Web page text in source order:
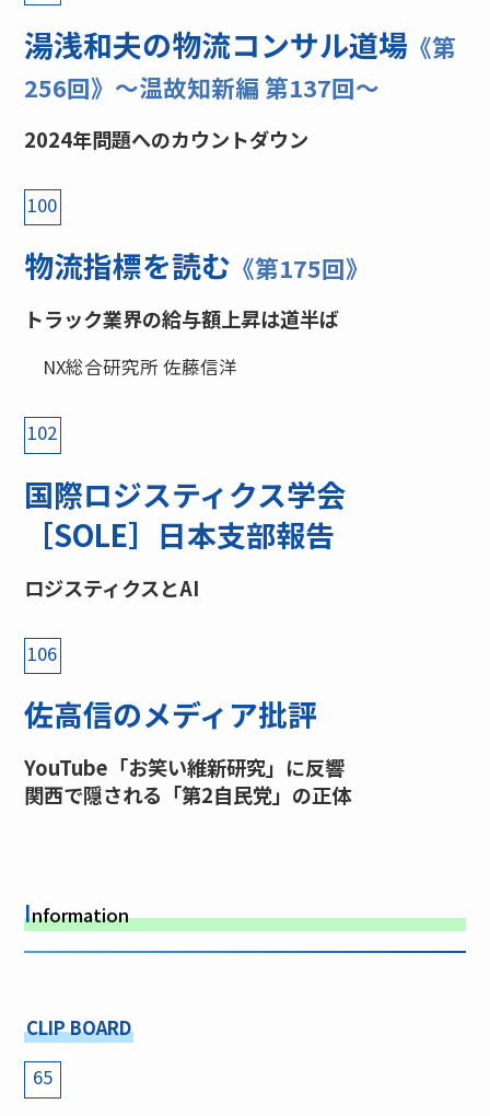
湯浅和夫の物流コンサル道場 《第
256回》〜温故知新編 第137回〜
2024年問題へのカウントダウン
100
物流指標を読む 《第175回》
トラック業界の給与額上昇は道半ば
NX総合研究所 佐藤信洋
102
国際ロジスティクス学会
［SOLE］日本支部報告
ロジスティクスとAI
106
佐高信のメディア批評
YouTube「お笑い維新研究」に反響
関西で隠される「第2自民党」の正体
Information
CLIP BOARD
65